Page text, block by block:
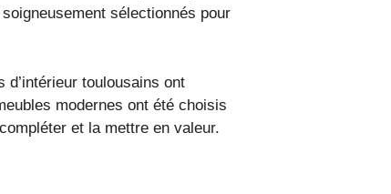
sélectionnés pour
toulousains ont
modernes ont été choisis
et la mettre en valeur.